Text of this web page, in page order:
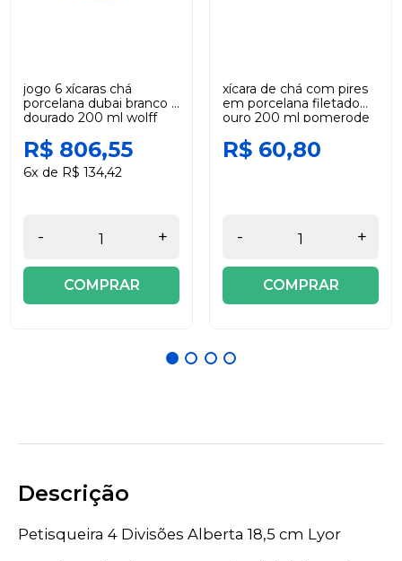
jogo 6 xícaras chá
porcelana dubai branco e
dourado 200 ml wolff
R$ 806,55
6x de R$ 134,42
- +
COMPRAR
xícara de chá com pires
em porcelana filetado
ouro 200 ml pomerode
R$ 60,80
- +
COMPRAR
Descrição
Petisqueira 4 Divisões Alberta 18,5 cm Lyor